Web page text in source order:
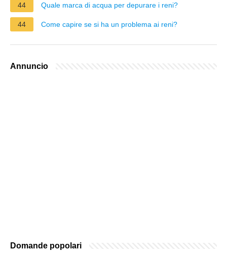
44 Quale marca di acqua per depurare i reni?
44 Come capire se si ha un problema ai reni?
Annuncio
Domande popolari